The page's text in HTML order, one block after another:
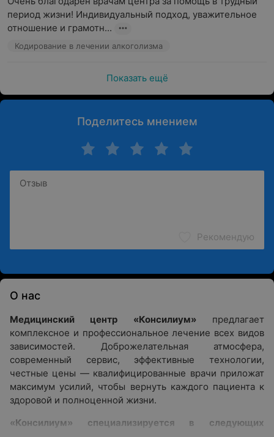
период жизни! Индивидуальный подход, уважительное
отношение и грамотн...
Кодирование в лечении алкоголизма
Показать ещё
Поделитесь мнением
Рекомендую
О нас
Медицинский центр «Консилиум»предлагает
комплексное и профессиональное лечение всех видов
зависимостей. Доброжелательная атмосфера,
современный сервис, эффективные технологии,
честные цены — квалифицированные врачи приложат
максимум усилий, чтобы вернуть каждого пациента к
здоровой и полноценной жизни.
«Консилиум» специализируется в следующих